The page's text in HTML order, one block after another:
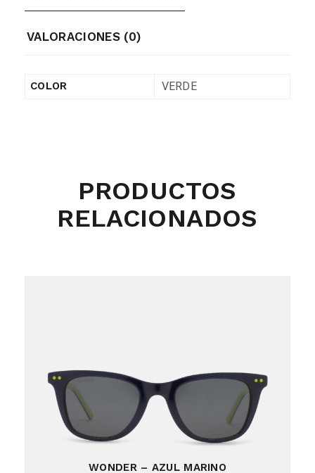
VALORACIONES (0)
COLOR VERDE
PRODUCTOS
RELACIONADOS
WONDER – AZUL MARINO